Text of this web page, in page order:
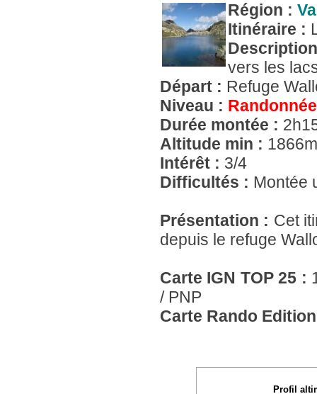
Région :
Itinéraire :
vers les
Départ : Refuge
Niveau : Randonnée
Durée montée :
Altitude min :
Intérêt : 3/4
Difficultés : Montée
Présentation : Cet
depuis le refuge
Carte IGN TOP 25 :
/ PNP
Carte Rando